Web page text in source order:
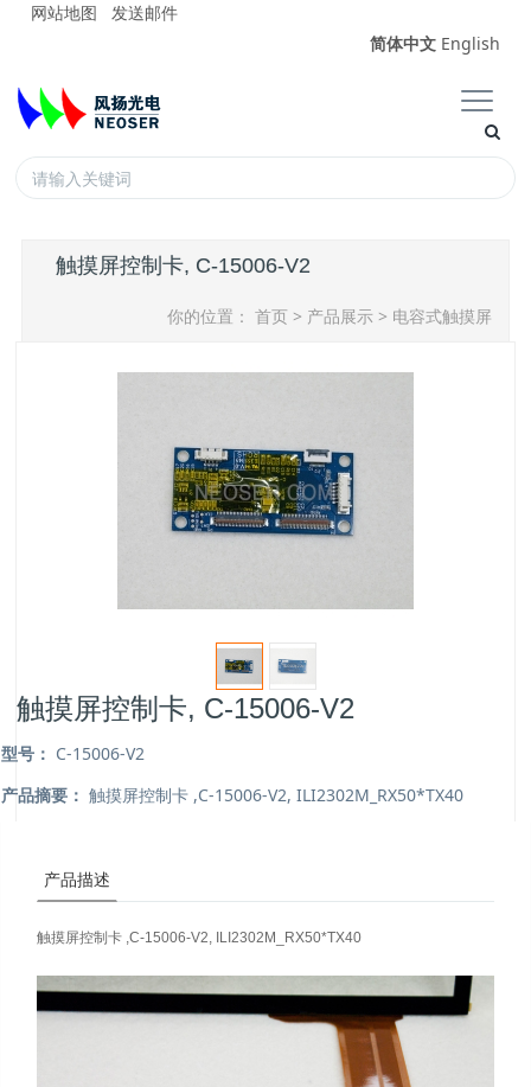
网站地图
发送邮件
简体中文 English
触摸屏控制卡, C-15006-V2
你的位置： 首页> 产品展示> 电容式触摸屏
触摸屏控制卡, C-15006-V2
型号： C-15006-V2
产品摘要： 触摸屏控制卡 ,C-15006-V2, ILI2302M_RX50*TX40
产品描述
触摸屏控制卡 ,C-15006-V2, ILI2302M_RX50*TX40